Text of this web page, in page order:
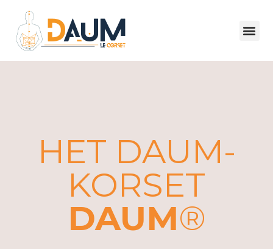
HET DAUM-
KORSET
DAUM®